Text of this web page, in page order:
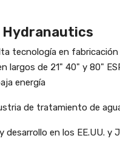
Hydranautics
tecnología en
largos de 21" 40" y 80"
energía
de tratamiento de
en los EE.UU.